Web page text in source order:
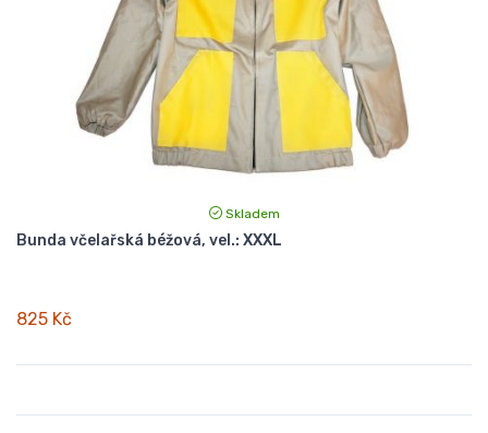
Skladem
Bunda včelařská béžová, vel.: XXXL
825 Kč